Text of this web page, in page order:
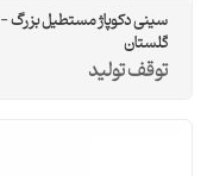
سینی دکوپاژ مستطیل بزرگ -
گلستان
توقف تولید